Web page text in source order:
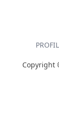
PROFIL
Copyright